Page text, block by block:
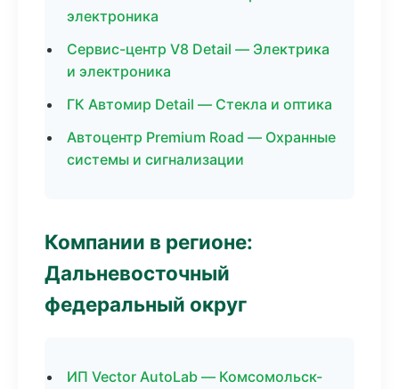
электроника
Сервис-центр V8 Detail — Электрика
и электроника
ГК Автомир Detail — Стекла и оптика
Автоцентр Premium Road — Охранные
системы и сигнализации
Компании в регионе:
Дальневосточный
федеральный округ
ИП Vector AutoLab — Комсомольск-